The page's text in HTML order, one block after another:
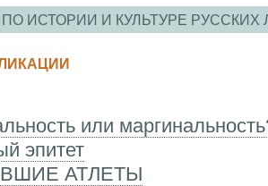
ИСТОРИИ И КУЛЬТУРЕ РУССКИХ
или
эпитет
АТЛЕТЫ